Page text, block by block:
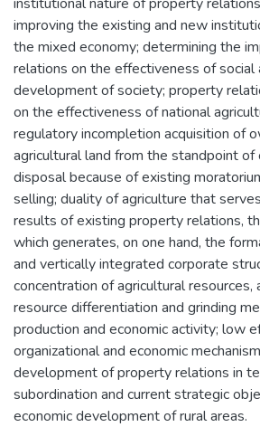
improving the existing and new
the mixed economy; determining the
relations on the effectiveness of social
development of society; property
on the effectiveness of national
regulatory incompletion acquisition of
agricultural land from the standpoint of
disposal because of existing
selling; duality of agriculture that
results of existing property relations,
which generates, on one hand, the
and vertically integrated corporate
concentration of agricultural
resource differentiation and grinding
production and economic activity; low
organizational and economic
development of property relations in
subordination and current strategic
economic development of rural areas.